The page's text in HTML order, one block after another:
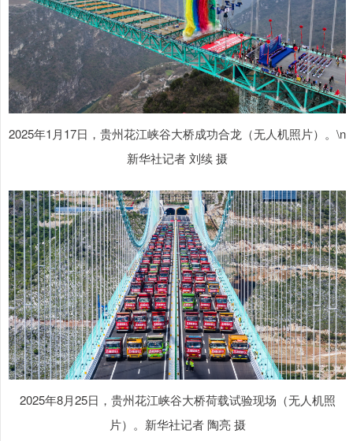
2025年1月17日，贵州花江峡谷大桥成功合龙（无人机照片）。\n
新华社记者 刘续 摄
2025年8月25日，贵州花江峡谷大桥荷载试验现场（无人机照
片）。新华社记者 陶亮 摄